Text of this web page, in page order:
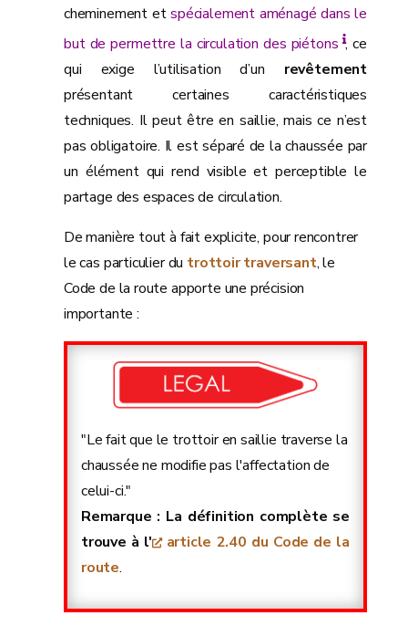
cheminement etspécialement aménagé dans le
but de permettre la circulation des piétons , ce
qui exige l’utilisation d’un revêtement
présentant certaines caractéristiques
techniques. Il peut être en saillie, mais ce n’est
pas obligatoire. Il est séparé de la chaussée par
un élément qui rend visible et perceptible le
partage des espaces de circulation.
De manière tout à fait explicite, pour rencontrer
le cas particulier du trottoir traversant, le
Code de la route apporte une précision
importante :
"Le fait que le trottoir en saillie traverse la
chaussée ne modifie pas l'affectation de
celui-ci."
Remarque : La définition complète se
trouve à l'
article 2.40 du Code de la
route.